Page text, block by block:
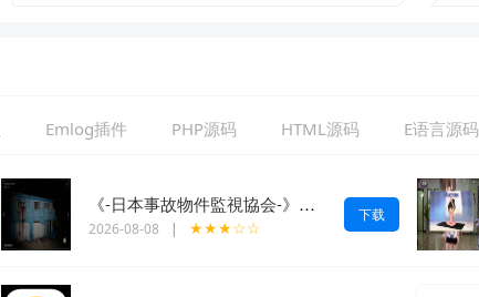
Emlog插件 PHP源码 HTML源码 E语言源码
《-日本事故物件監視協会-》中文版
2026-08-08 | ★★★☆☆
下载